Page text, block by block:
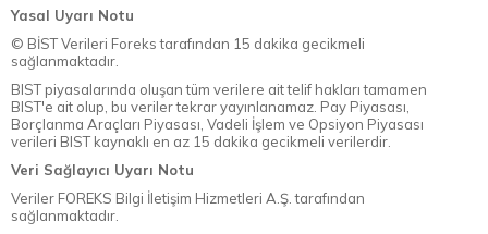
Yasal Uyarı Notu
© BİST Verileri Foreks tarafından 15 dakika gecikmeli
sağlanmaktadır.
BIST piyasalarında oluşan tüm verilere ait telif hakları tamamen
BIST'e ait olup, bu veriler tekrar yayınlanamaz. Pay Piyasası,
Borçlanma Araçları Piyasası, Vadeli İşlem ve Opsiyon Piyasası
verileri BIST kaynaklı en az 15 dakika gecikmeli verilerdir.
Veri Sağlayıcı Uyarı Notu
Veriler FOREKS Bilgi İletişim Hizmetleri A.Ş. tarafından
sağlanmaktadır.